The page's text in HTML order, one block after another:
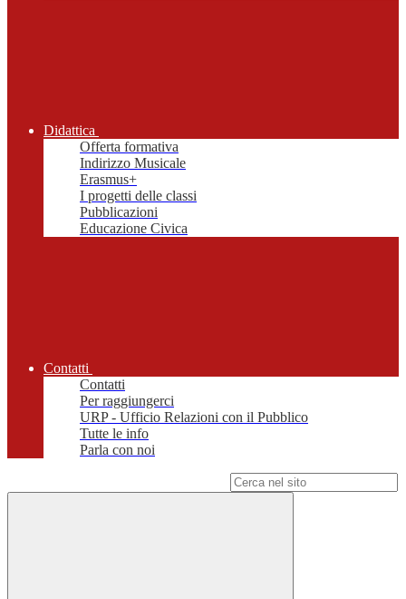
Didattica
Offerta formativa
Indirizzo Musicale
Erasmus+
I progetti delle classi
Pubblicazioni
Educazione Civica
Contatti
Contatti
Per raggiungerci
URP - Ufficio Relazioni con il Pubblico
Tutte le info
Parla con noi